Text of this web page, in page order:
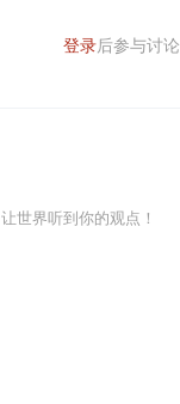
登录后参与讨论
让世界听到你的观点！